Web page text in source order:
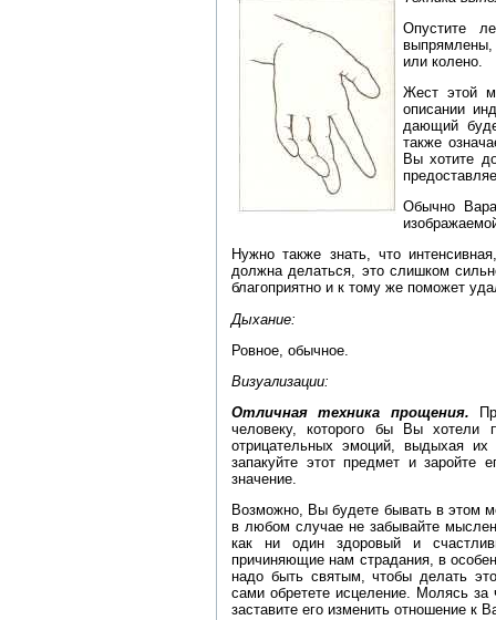
Опустите
или колено.
Жест этой
описании
дающий
также
Вы хотите
Обычно
Нужно также знать, что
должна делаться, это слишком
благоприятно и к тому же поможет
Дыхание:
Ровное, обычное.
Визуализации:
Отличная техника прощения.
человеку, которого бы Вы хотели
отрицательных эмоций, выдыхая
запакуйте этот предмет и заройте
значение.
Возможно, Вы будете бывать в этом
в любом случае не забывайте
как ни один здоровый и
причиняющие нам страдания, в
надо быть святым, чтобы делать
сами обретете исцеление. Молясь
заставите его изменить отношение к